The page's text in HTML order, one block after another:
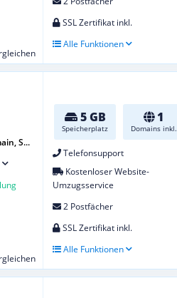
SSL Zertifikat inkl.
Alle Funktionen
5 GB
Speicherplatz
1
Domains inkl.
Telefonsupport
Kostenloser Website-
Umzugsservice
2 Postfächer
SSL Zertifikat inkl.
Alle Funktionen
S...